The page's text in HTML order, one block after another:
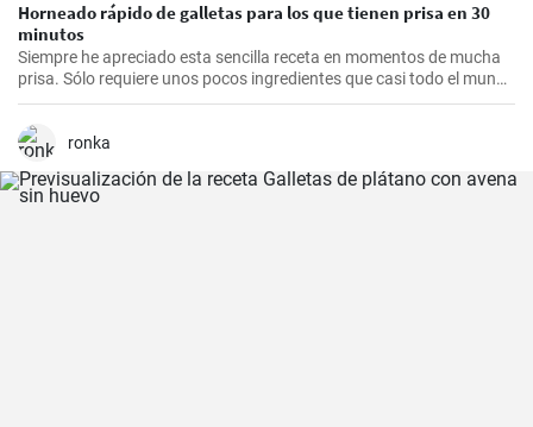
Horneado rápido de galletas para los que tienen prisa en 30
minutos
Siempre he apreciado esta sencilla receta en momentos de mucha
prisa. Sólo requiere unos pocos ingredientes que casi todo el mundo
tiene en casa, y en apenas 30 minutos puedes estar disfrutando de
unas deliciosas galletas caseras. Con su textura crujiente y su
sabor dulce, siempre eran un éxito para las visitas improvisadas y
ronka